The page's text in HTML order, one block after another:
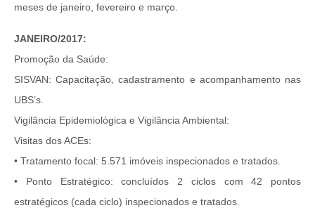
meses de janeiro, fevereiro e março.
JANEIRO/2017:
Promoção da Saúde:
SISVAN: Capacitação, cadastramento e acompanhamento nas
UBS’s.
Vigilância Epidemiológica e Vigilância Ambiental:
Visitas dos ACEs:
• Tratamento focal: 5.571 imóveis inspecionados e tratados.
• Ponto Estratégico: concluídos 2 ciclos com 42 pontos
estratégicos (cada ciclo) inspecionados e tratados.